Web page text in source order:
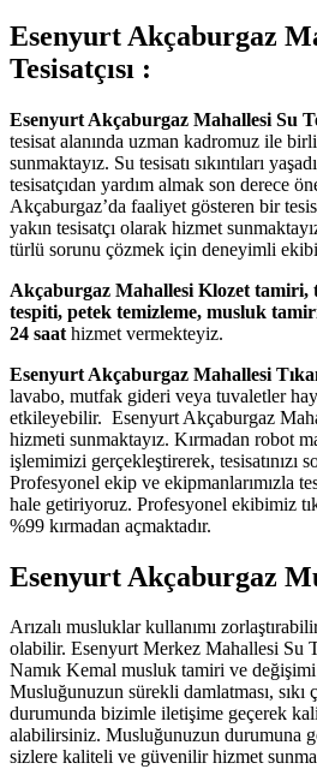
Esenyurt Akçaburgaz
Tesisatçısı :
Esenyurt Akçaburgaz Mahallesi Su
tesisat alanında uzman kadromuz ile
sunmaktayız. Su tesisatı sıkıntıları
tesisatçıdan yardım almak son derece
Akçaburgaz’da faaliyet gösteren bir
yakın tesisatçı olarak hizmet
türlü sorunu çözmek için deneyimli
Akçaburgaz Mahallesi Klozet tamiri,
tespiti, petek temizleme, musluk
24 saat hizmet vermekteyiz.
Esenyurt Akçaburgaz Mahallesi
lavabo, mutfak gideri veya tuvaletler
etkileyebilir. Esenyurt Akçaburgaz
hizmeti sunmaktayız. Kırmadan robot
işlemimizi gerçekleştirerek, tesisatınızı
Profesyonel ekip ve ekipmanlarımızla
hale getiriyoruz. Profesyonel ekibimiz
%99 kırmadan açmaktadır.
Esenyurt Akçaburgaz
Arızalı musluklar kullanımı
olabilir. Esenyurt Merkez Mahallesi Su
Namık Kemal musluk tamiri ve
Musluğunuzun sürekli damlatması, sıkı
durumunda bizimle iletişime geçerek
alabilirsiniz. Musluğunuzun durumuna
sizlere kaliteli ve güvenilir hizmet